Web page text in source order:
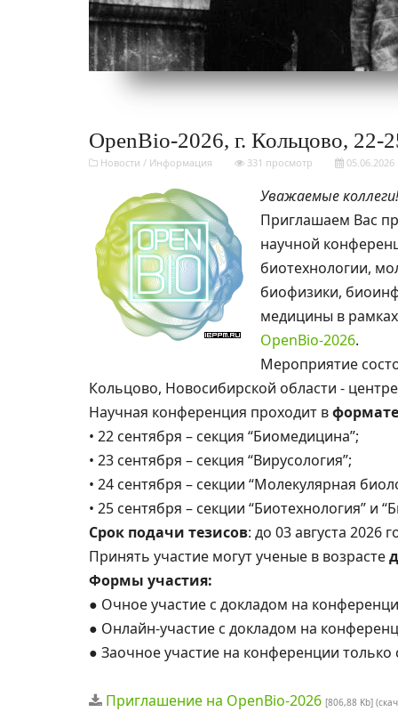
OpenBio-2026, г. Кольцово, 22-
Новости / Информация 331 просмотр 05.06.2026
Уважаемые коллеги!
Приглашаем Вас
научной
биотехнологии,
биофизики,
медицины в
OpenBio-2026.
Мероприятие
Кольцово, Новосибирской области -
Научная конференция проходит в
• 22 сентября – секция “Биомедицина”;
• 23 сентября – секция “Вирусология”;
• 24 сентября – секции “Молекулярная
• 25 сентября – секции “Биотехнология” и
Срок подачи тезисов: до 03 августа 2026
Принять участие могут ученые в возрасте
Формы участия:
● Очное участие с докладом на
● Oнлайн-участие с докладом на
● Заочное участие на конференции только
Приглашение на OpenBio-2026 [806,88 Kb]